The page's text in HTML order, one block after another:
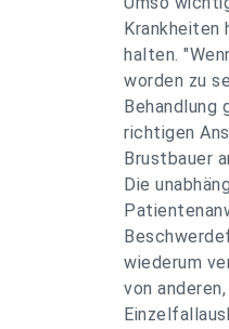
Krankheiten
halten.
worden zu
Behandlung
richtigen
Brustbauer
Die
wiederum
von